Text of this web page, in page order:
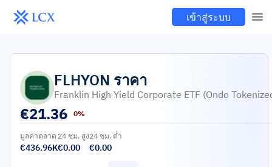
เข้าสู่ระบบ
FLHYON ราคา
Franklin High Yield Corporate ETF (Ondo
€21.36 0%
มูลค่าตลาด
€436.96K
24 ชม. สูง
€0.00
24 ชม. ต่ำ
€0.00